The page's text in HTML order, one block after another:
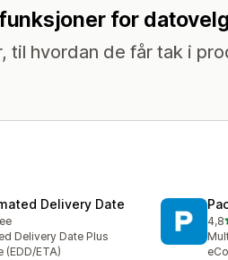
for
til hvordan de får tak i
Delivery Date
Delivery Date Plus
ETA)
4,8